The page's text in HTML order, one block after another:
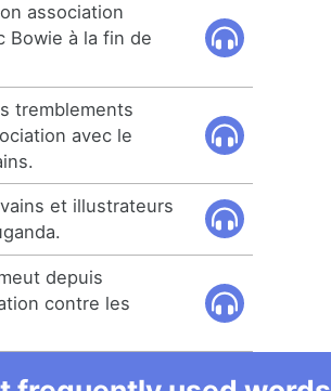
association
Bowie à la fin de
tremblements
avec le
et illustrateurs
depuis
contre les